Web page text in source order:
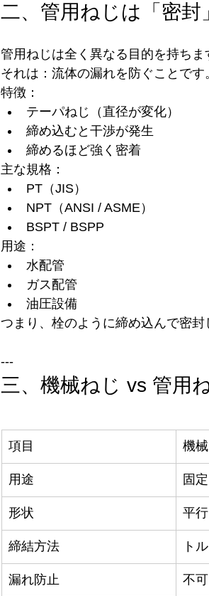
二、管用ねじは「密封
管用ねじは全く異なる目的を持ちま
それは：流体の漏れを防ぐことです
特徴：
テーパねじ（直径が変化）
締め込むと干渉が発生
締めるほど強く密着
主な規格：
PT（JIS）
NPT（ANSI / ASME）
BSPT / BSPP
用途：
水配管
ガス配管
油圧設備
つまり、栓のように締め込んで密封
---
三、機械ねじ vs 管用
項目 機
用途 固定
形状 平行
締結方法 ト
漏れ防止 不可